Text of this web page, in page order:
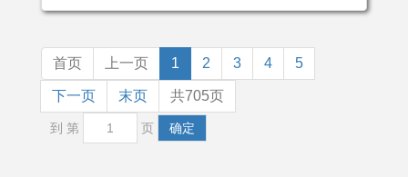
首页 上一页 1 2 3 4 5
下一页 末页 共705页
到 第 页 确定